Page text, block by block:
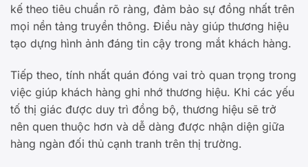
kế theo tiêu chuẩn rõ ràng, đảm bảo sự đồng nhất trên
mọi nền tảng truyền thông. Điều này giúp thương hiệu
tạo dựng hình ảnh đáng tin cậy trong mắt khách hàng.
Tiếp theo, tính nhất quán đóng vai trò quan trọng trong
việc giúp khách hàng ghi nhớ thương hiệu. Khi các yếu
tố thị giác được duy trì đồng bộ, thương hiệu sẽ trở
nên quen thuộc hơn và dễ dàng được nhận diện giữa
hàng ngàn đối thủ cạnh tranh trên thị trường.